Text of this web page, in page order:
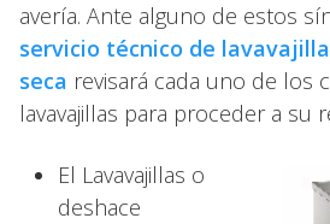
avería. Ante alguno de estos
servicio técnico de
seca revisará cada uno de los
lavavajillas para proceder a su
El Lavavajillas o
deshace